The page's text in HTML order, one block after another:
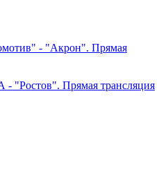
- "Акрон". Прямая
"Ростов". Прямая трансляция